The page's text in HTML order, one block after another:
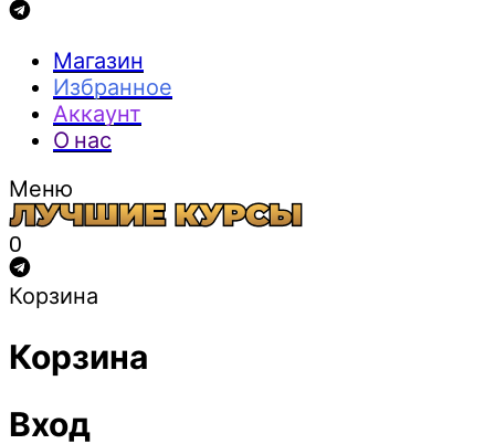
Магазин
Избранное
Аккаунт
О нас
Меню
0
Корзина
Корзина
Вход